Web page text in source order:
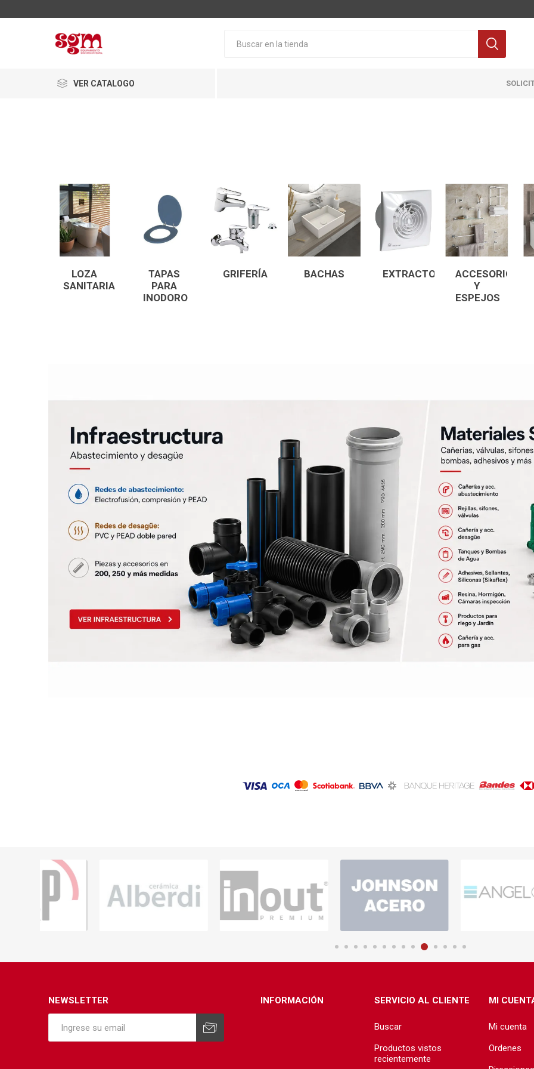
VER CATALOGO
Baño
Loza Sanitaria
Tapas para Inodoro
Grifería
Cocina
Grifería
Extractores y Campanas
Piletas y mesadas
Pisos y
Ceramicas
Mosaicos,
Infraestructura
(abastecimiento y
desague)
Redes de abastecimiento
Redes de desague
Herramientas
LOZA
SANITARIA
TAPAS
PARA
INODORO
GRIFERÍA BACHAS EXTRACTORES ACCESORIOS
Y
ESPEJOS
NEWSLETTER INFORMACIÓN SERVICIO AL CLIENTE
Buscar
Productos vistos
recientemente
MI
Mi cuenta
Ordenes